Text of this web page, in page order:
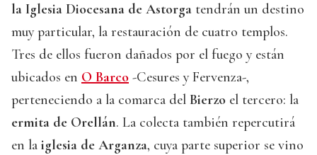
la Iglesia Diocesana de Astorga tendrán un destino
muy particular, la restauración de cuatro templos.
Tres de ellos fueron dañados por el fuego y están
ubicados en O Barco -Cesures y Fervenza-,
perteneciendo a la comarca del Bierzo el tercero: la
ermita de Orellán. La colecta también repercutirá
en la iglesia de Arganza, cuya parte superior se vino